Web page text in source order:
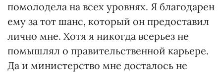
помолодела на всех уровнях. Я благодарен
ему за тот шанс, который он предоставил
лично мне. Хотя я никогда всерьез не
помышлял о правительственной карьере.
Да и министерство мне досталось не